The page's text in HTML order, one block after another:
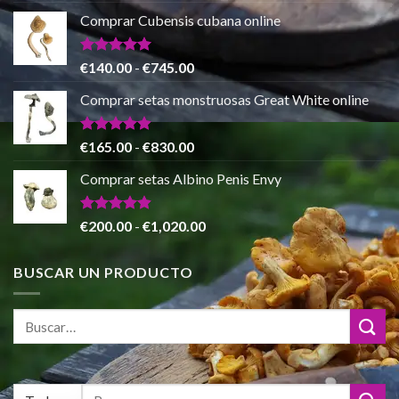
de 5
precio
original
era:
€80.00.
precio
actual
€55.00.
Comprar Cubensis cubana online
Valorado
con
5.00
de 5
€140.00-€745.00Rango
de
precios:
desde
€140.00
hasta
€745.00
Comprar setas monstruosas Great White online
Valorado
de 5
€165.00 - €830.00Rango
precios:
€165.00
€830.00
Comprar setas Albino Penis Envy
Valorado
€200.00 - €1,020.00Rango
precios:
desde
€200.00
BUSCAR UN PRODUCTO
Buscar